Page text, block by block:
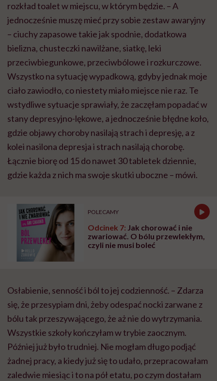
rozkład toalet w miejscu, w którym będzie. – A
jednocześnie muszę mieć przy sobie zestaw awaryjny
– ciuchy zapasowe takie jak spodnie, dodatkowa
bielizna, chusteczki nawilżane, siatkę, leki
przeciwbiegunkowe, przeciwbólowe i rozkurczowe.
Wszystko na sytuację wypadkową, gdyby jednak moje
ciało zawiodło, co niestety miało miejsce nie raz. Te
wstydliwe sytuacje sprawiały, że zaczęłam popadać w
stany depresyjno-lękowe, a jednocześnie błędne koło,
gdzie objawy choroby nasilają strach i depresję, a z
kolei nasilona depresja i strach nasilają chorobę.
Łącznie biorę od 15 do nawet 30 tabletek dziennie,
gdzie każda z nich ma swoje skutki uboczne – mówi.
POLECAMY
Odcinek 7: Jak chorować i nie
zwariować. O bólu przewlekłym,
czyli nie musi boleć
Osłabienie, senność i ból to jej codzienność. – Zdarza
się, że przesypiam dni, żeby odespać nocki zarwane z
bólu tak przeszywającego, że aż nie do wytrzymania.
Wszystkie szkoły kończyłam w trybie zaocznym.
Później już było trudniej. Nie mogłam długo podjąć
żadnej pracy, a kiedy już się to udało, przepracowałam
zaledwie miesiąc i to na pół etatu, po czym dostałam